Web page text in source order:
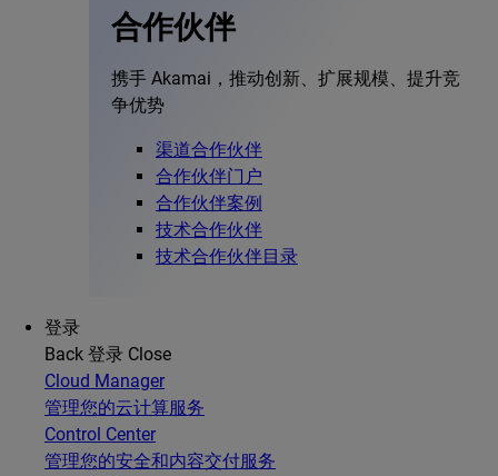
合作伙伴
携手 Akamai，推动创新、扩展规模、提升竞
争优势
渠道合作伙伴
合作伙伴门户
合作伙伴案例
技术合作伙伴
技术合作伙伴目录
登录
Back 登录 Close
Cloud Manager
管理您的云计算服务
Control Center
管理您的安全和内容交付服务